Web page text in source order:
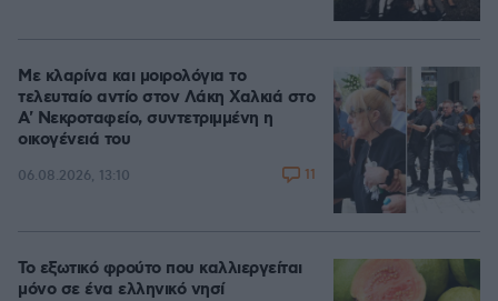
Με κλαρίνα και μοιρολόγια το
τελευταίο αντίο στον Λάκη Χαλκιά στο
A' Νεκροταφείο, συντετριμμένη η
οικογένειά του
06.08.2026, 13:10 11
Το εξωτικό φρούτο που καλλιεργείται
μόνο σε ένα ελληνικό νησί